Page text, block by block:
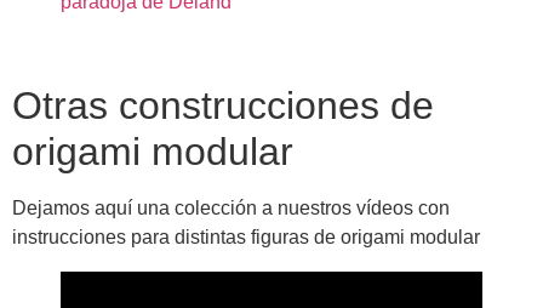
Otras construcciones de
origami modular
Dejamos aquí una colección a nuestros vídeos con
instrucciones para distintas figuras de origami modular